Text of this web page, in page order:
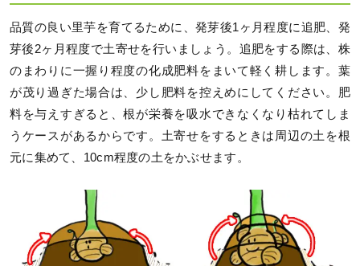
品質の良い里芋を育てるために、発芽後1ヶ月程度に追肥、発
芽後2ヶ月程度で土寄せを行いましょう。追肥をする際は、株
のまわりに一握り程度の化成肥料をまいて軽く耕します。葉
が茂り過ぎた場合は、少し肥料を控えめにしてください。肥
料を与えすぎると、根が栄養を吸水できなくなり枯れてしま
うケースがあるからです。土寄せをするときは周辺の土を根
元に集めて、10cm程度の土をかぶせます。